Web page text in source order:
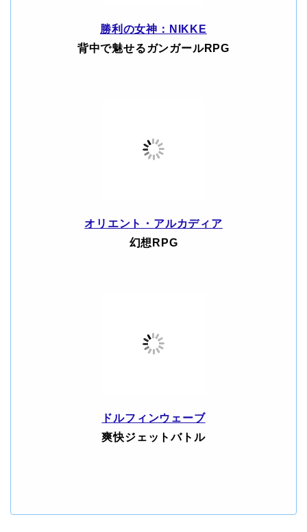
勝利の女神：NIKKE
背中で魅せるガンガールRPG
オリエント・アルカディア
幻想RPG
ドルフィンウェーブ
爽快ジェットバトル